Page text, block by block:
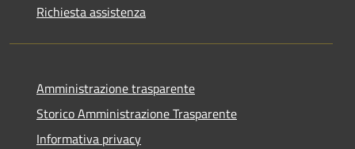
Richiesta assistenza
Amministrazione trasparente
Storico Amministrazione Trasparente
Informativa privacy